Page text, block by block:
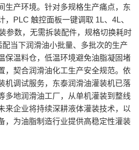
生产环境。针对多规格生产痛点，东
，PLC 触控面板一键调取 1L、4L、
参数，无需拆装配件，规格切换耗时
当下润滑油小批量、多批次的生产
保温料仓，低温环境避免油脂凝固堵
，契合润滑油化工生产安全规范。依
机调试服务，东泰润滑油灌装机已落
多地润滑油工厂，从单机灌装到整线
来企业将持续深耕液体灌装技术，以
，为油脂制造行业提供高稳定性灌装